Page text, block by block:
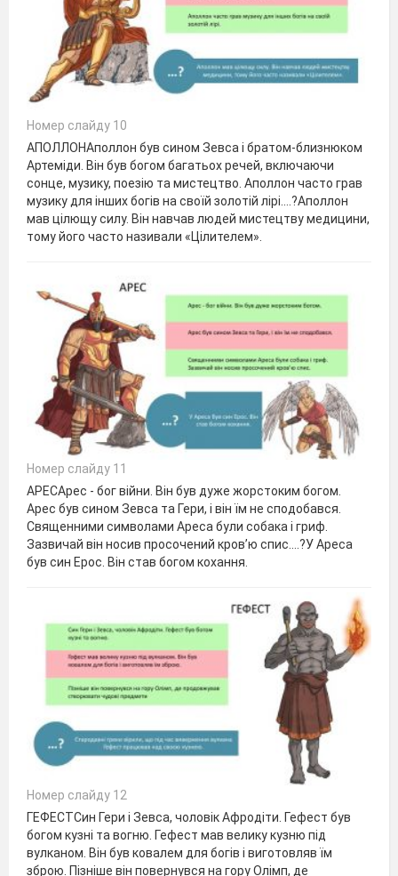
Номер слайду 10
АПОЛЛОНАполлон був сином Зевса і братом-близнюком
Артеміди. Він був богом багатьох речей, включаючи
сонце, музику, поезію та мистецтво. Аполлон часто грав
музику для інших богів на своїй золотій лірі.…?Аполлон
мав цілющу силу. Він навчав людей мистецтву медицини,
тому його часто називали «Цілителем».
Номер слайду 11
АРЕСАрес - бог війни. Він був дуже жорстоким богом.
Арес був сином Зевса та Гери, і він їм не сподобався.
Священними символами Ареса були собака і гриф.
Зазвичай він носив просочений кров’ю спис.…?У Ареса
був син Ерос. Він став богом кохання.
Номер слайду 12
ГЕФЕСТСин Гери і Зевса, чоловік Афродіти. Гефест був
богом кузні та вогню. Гефест мав велику кузню під
вулканом. Він був ковалем для богів і виготовляв їм
зброю. Пізніше він повернувся на гору Олімп, де